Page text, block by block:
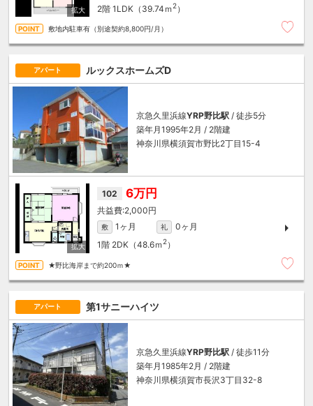
2階 1LDK（39.74ｍ 2）
敷地内駐車有（別途契約8,800円/月）
アパート ルックスホームズD
京急久里浜線YRP野比駅 / 徒歩5分
築年月1995年2月 / 2階建
神奈川県横須賀市野比2丁目15-4
102 6万円
2,000円
敷 1ヶ月 礼
0ヶ月
1階 2DK（48.6ｍ 2）
★野比海岸まで約200ｍ★
アパート 第1サニーハイツ
京急久里浜線YRP野比駅 / 徒歩11分
築年月1985年2月 / 2階建
神奈川県横須賀市長沢3丁目32-8